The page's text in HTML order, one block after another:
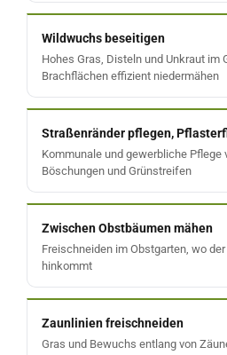
Wildwuchs beseitigen
Hohes Gras, Disteln und Unkraut im
Brachflächen effizient niedermähen
Straßenränder pflegen,
Kommunale und gewerbliche Pflege
Böschungen und Grünstreifen
Zwischen Obstbäumen mähen
Freischneiden im Obstgarten, wo
hinkommt
Zaunlinien freischneiden
Gras und Bewuchs entlang von